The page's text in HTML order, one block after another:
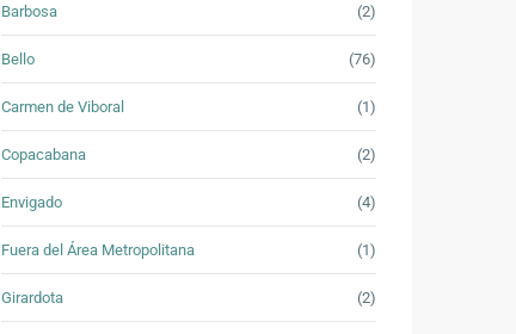
Barbosa (2)
Bello (76)
Carmen de Viboral (1)
Copacabana (2)
Envigado (4)
Fuera del Área Metropolitana (1)
Girardota (2)